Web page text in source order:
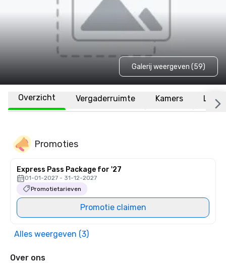
Galerij weergeven (59)
Overzicht Vergaderruimte Kamers
Promoties
Express Pass Package for '27
01-01-2027 - 31-12-2027
Promotietarieven
Promotie claimen
Alles weergeven (3)
Over ons